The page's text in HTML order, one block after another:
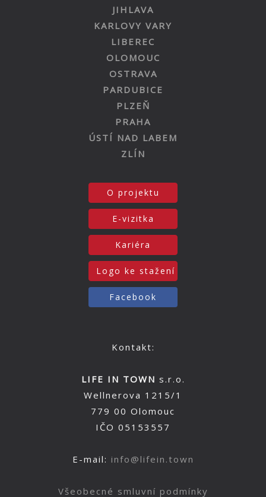
JIHLAVA
KARLOVY VARY
LIBEREC
OLOMOUC
OSTRAVA
PARDUBICE
PLZEŇ
PRAHA
ÚSTÍ NAD LABEM
ZLÍN
O projektu
E-vizitka
Kariéra
Logo ke stažení
Facebook
Kontakt:
LIFE IN TOWN s.r.o.
Wellnerova 1215/1
779 00 Olomouc
IČO 05153557
E-mail: info@lifein.town
Všeobecné smluvní podmínky